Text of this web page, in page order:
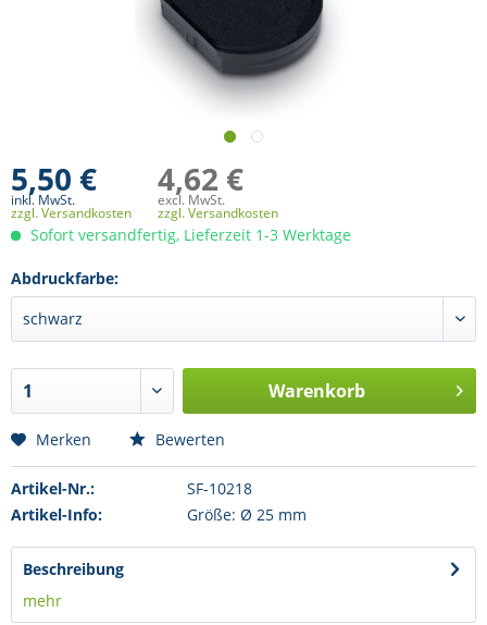
5,50 €
inkl. MwSt.
zzgl. Versandkosten
4,62 €
excl. MwSt.
zzgl. Versandkosten
Sofort versandfertig, Lieferzeit 1-3 Werktage
Abdruckfarbe:
Warenkorb
Merken Bewerten
Artikel-Nr.:
SF-10218
Artikel-Info:
Größe: Ø 25 mm
Beschreibung
mehr